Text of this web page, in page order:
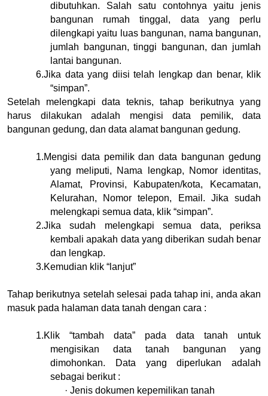
dibutuhkan. Salah satu contohnya yaitu jenis
bangunan rumah tinggal, data yang perlu
dilengkapi yaitu luas bangunan, nama bangunan,
jumlah bangunan, tinggi bangunan, dan jumlah
lantai bangunan.
6.Jika data yang diisi telah lengkap dan benar, klik
“simpan”.
Setelah melengkapi data teknis, tahap berikutnya yang
harus dilakukan adalah mengisi data pemilik, data
bangunan gedung, dan data alamat bangunan gedung.
1.Mengisi data pemilik dan data bangunan gedung
yang meliputi, Nama lengkap, Nomor identitas,
Alamat, Provinsi, Kabupaten/kota, Kecamatan,
Kelurahan, Nomor telepon, Email. Jika sudah
melengkapi semua data, klik “simpan”.
2.Jika sudah melengkapi semua data, periksa
kembali apakah data yang diberikan sudah benar
dan lengkap.
3.Kemudian klik “lanjut”
Tahap berikutnya setelah selesai pada tahap ini, anda akan
masuk pada halaman data tanah dengan cara :
1.Klik “tambah data” pada data tanah untuk
mengisikan data tanah bangunan yang
dimohonkan. Data yang diperlukan adalah
sebagai berikut :
· Jenis dokumen kepemilikan tanah